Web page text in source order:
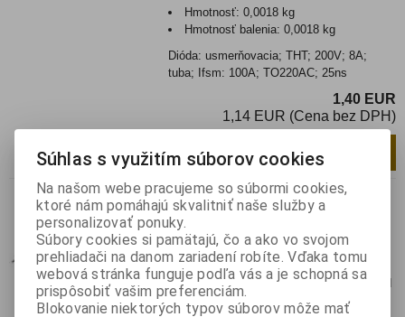
Hmotnosť:0,0018 kg
Hmotnosť balenia:0,0018 kg
Dióda: usmerňovacia; THT; 200V; 8A;
tuba; Ifsm: 100A; TO220AC; 25ns
1,40 EUR
1,14 EUR (Cena bez DPH)
ks Pridať do košíka
RGP 15 M
Katalógové číslo:
Výrobca:LUGUANG ELECTRONIC
Záruka (mesiacov): 24
Termín dodania(prac.dni)-platí pre sklad
LIESKOVEC :3
Súhlas s využitím súborov cookies
Na našom webe pracujeme so súbormi cookies,
ktoré nám pomáhajú skvalitniť naše služby a
personalizovať ponuky.
Súbory cookies si pamätajú, čo a ako vo svojom
prehliadači na danom zariadení robíte. Vďaka tomu
webová stránka funguje podľa vás a je schopná sa
prispôsobiť vašim preferenciám.
Blokovanie niektorých typov súborov môže mať